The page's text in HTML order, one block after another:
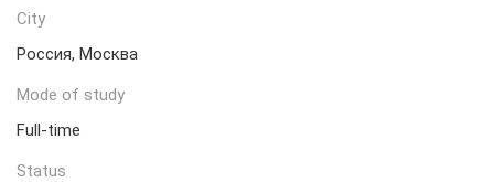
City
Россия, Москва
Mode of study
Full-time
Status